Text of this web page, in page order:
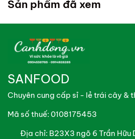
Chần qua nước sôi có gừng sả
Cam kết từ Canhdong.vn
Tươi mới mỗi ngày: Chỉ cung
từ hệ thống trang trại Mr. Pig.
Đóng gói chuyên nghiệp: Sản
hút chân không sạch sẽ, dễ dàng
Sản phẩm đã xem
SANFOOD
Chuyên cung cấp sỉ - lẻ trái cây &
Mã số thuế: 0108175453
Địa chỉ: B23X3 ngõ 6 Trần Hữu